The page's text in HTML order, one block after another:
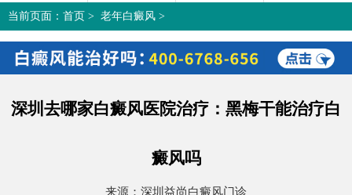
当前页面： 首页 > 老年白癜风 >
深圳去哪家白癜风医院治疗：黑梅干能治疗白癜风吗>
深圳去哪家白癜风医院治疗：黑梅干能治疗白
癜风吗
来源： 深圳益尚白癜风门诊